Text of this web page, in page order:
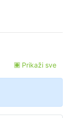
Prikaži sve